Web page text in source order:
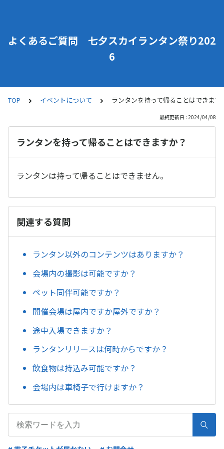
よくあるご質問 七夕スカイランタン祭り202
6
TOP イベントについて ランタンを持って帰ることはできます
最終更新日 : 2024/04/08
ランタンを持って帰ることはできますか？
ランタンは持って帰ることはできません。
関連する質問
ランタン以外のコンテンツはありますか？
会場内の撮影は可能ですか？
ペット同伴可能ですか？
開催会場は屋内ですか屋外ですか？
途中入場できますか？
ランタンリリースは何時からですか？
飲食物は持込み可能ですか？
会場内は車椅子で行けますか？